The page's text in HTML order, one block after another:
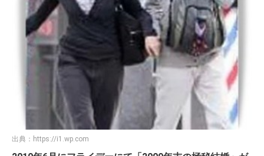
出典： https://i1.wp.com